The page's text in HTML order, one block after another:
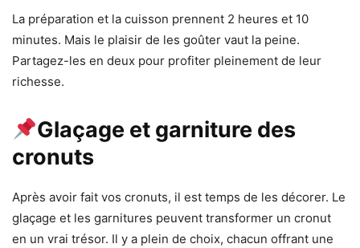
La préparation et la cuisson prennent 2 heures et 10
minutes. Mais le plaisir de les goûter vaut la peine.
Partagez-les en deux pour profiter pleinement de leur
richesse.
Glaçage et garniture des
cronuts
Après avoir fait vos cronuts, il est temps de les décorer. Le
glaçage et les garnitures peuvent transformer un cronut
en un vrai trésor. Il y a plein de choix, chacun offrant une